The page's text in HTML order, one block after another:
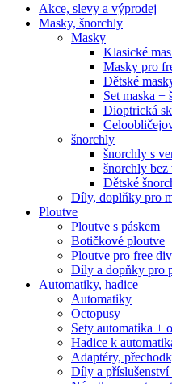
Akce, slevy a výprodej
Masky, šnorchly
Masky
Klasické
Masky pro
Dětské
Set maska +
Dioptrická
šnorchly
šnorchly s
šnorchly bez
Dětské
Díly, doplňky pro
Ploutve
Ploutve s páskem
Botičkové ploutve
Ploutve pro free
Díly a dopňky pro
Automatiky, hadice
Automatiky
Octopusy
Sety automatika +
Hadice k
Adaptéry,
Díly a